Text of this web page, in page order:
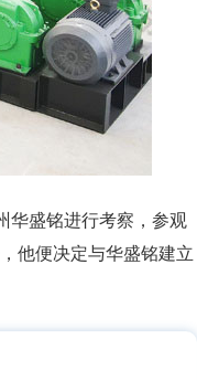
华盛铭进行考察，参观
他便决定与华盛铭建立